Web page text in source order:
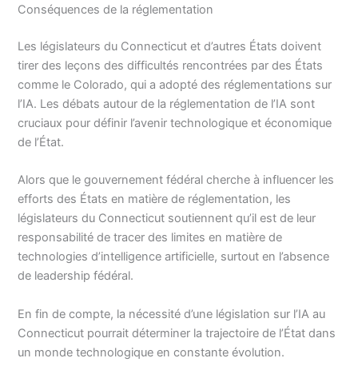
Conséquences de la réglementation
Les législateurs du Connecticut et d’autres États doivent
tirer des leçons des difficultés rencontrées par des États
comme le Colorado, qui a adopté des réglementations sur
l’IA. Les débats autour de la réglementation de l’IA sont
cruciaux pour définir l’avenir technologique et économique
de l’État.
Alors que le gouvernement fédéral cherche à influencer les
efforts des États en matière de réglementation, les
législateurs du Connecticut soutiennent qu’il est de leur
responsabilité de tracer des limites en matière de
technologies d’intelligence artificielle, surtout en l’absence
de leadership fédéral.
En fin de compte, la nécessité d’une législation sur l’IA au
Connecticut pourrait déterminer la trajectoire de l’État dans
un monde technologique en constante évolution.